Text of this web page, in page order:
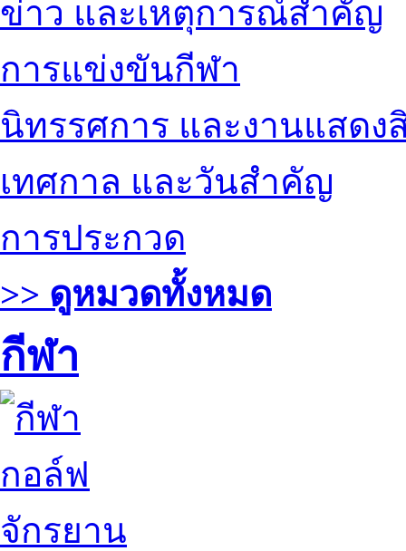
ข่าว และเหตุการณ์สำคัญ
การแข่งขันกีฬา
นิทรรศการ และงานแสดง
เทศกาล และวันสำคัญ
การประกวด
>> ดูหมวดทั้งหมด
กีฬา
กอล์ฟ
จักรยาน